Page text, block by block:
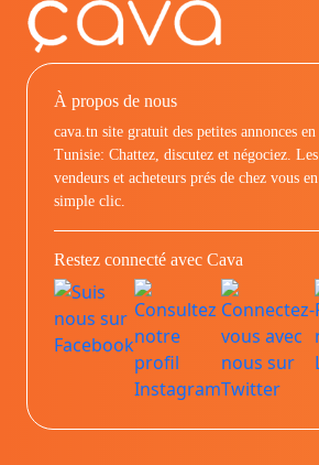
À propos de nous
cava.tn site gratuit des petites annonces en
Tunisie: Chattez, discutez et négociez. Les
vendeurs et acheteurs prés de chez vous en
simple clic.
Restez connecté avec Cava